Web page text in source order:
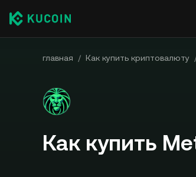
главная / Как купить криптовалюту
Как купить